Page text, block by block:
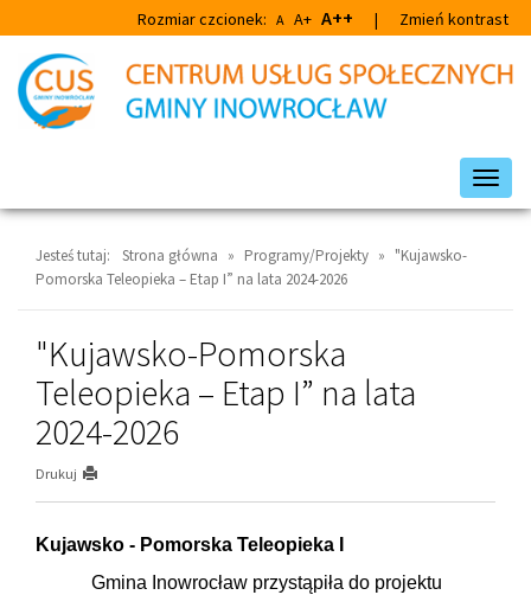
do
głównej
treści
do
wyszukiwarki
Rozmiar czcionek: A A+ A++ | Zmień kontrast
Jesteś tutaj: Strona główna » Programy/Projekty » "Kujawsko-
Pomorska Teleopieka – Etap I” na lata 2024-2026
"Kujawsko-Pomorska
Teleopieka – Etap I” na lata
2024-2026
Drukuj
Kujawsko - Pomorska Teleopieka I
Gmina Inowrocław przystąpiła do projektu